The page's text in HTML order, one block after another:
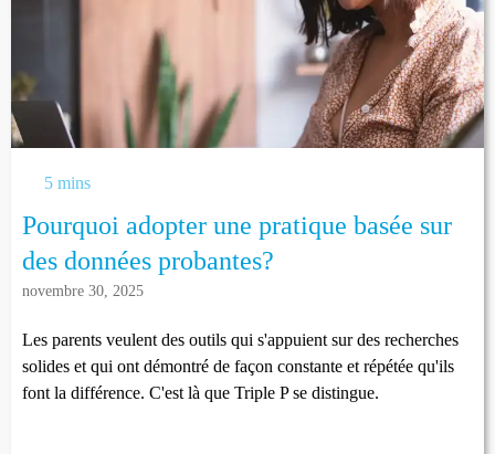
5 mins
Pourquoi adopter une pratique basée sur
des données probantes?
novembre 30, 2025
Les parents veulent des outils qui s'appuient sur des recherches
solides et qui ont démontré de façon constante et répétée qu'ils
font la différence. C'est là que Triple P se distingue.